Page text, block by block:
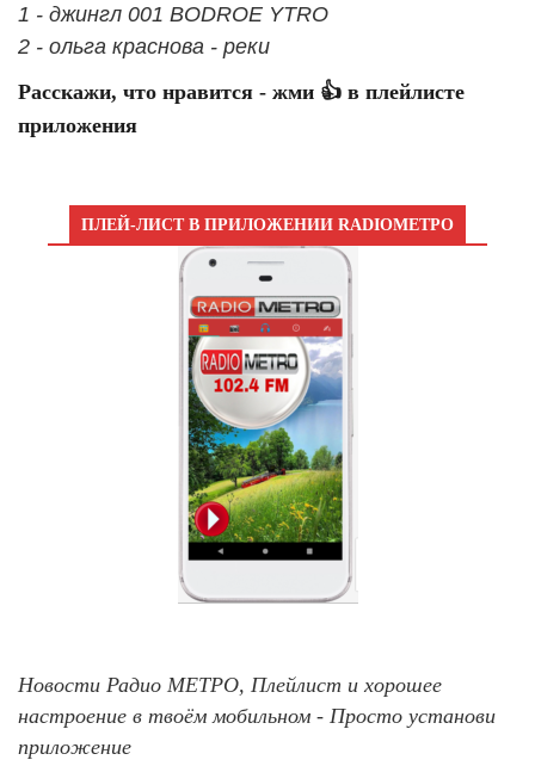
1 - джингл 001 BODROE YTRO
2 - ольга краснова - реки
Расскажи, что нравится - жми 👍 в плейлисте
приложения
ПЛЕЙ-ЛИСТ В ПРИЛОЖЕНИИ RADIOМЕТРО
Новости Радио МЕТРО, Плейлист и хорошее
настроение в твоём мобильном - Просто установи
приложение